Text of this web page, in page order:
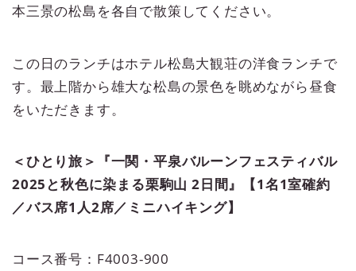
本三景の松島を各自で散策してください。
この日のランチはホテル松島大観荘の洋食ランチで
す。最上階から雄大な松島の景色を眺めながら昼食
をいただきます。
＜ひとり旅＞『一関・平泉バルーンフェスティバル
2025と秋色に染まる栗駒山 2日間』【1名1室確約
／バス席1人2席／ミニハイキング】
コース番号：F4003-900